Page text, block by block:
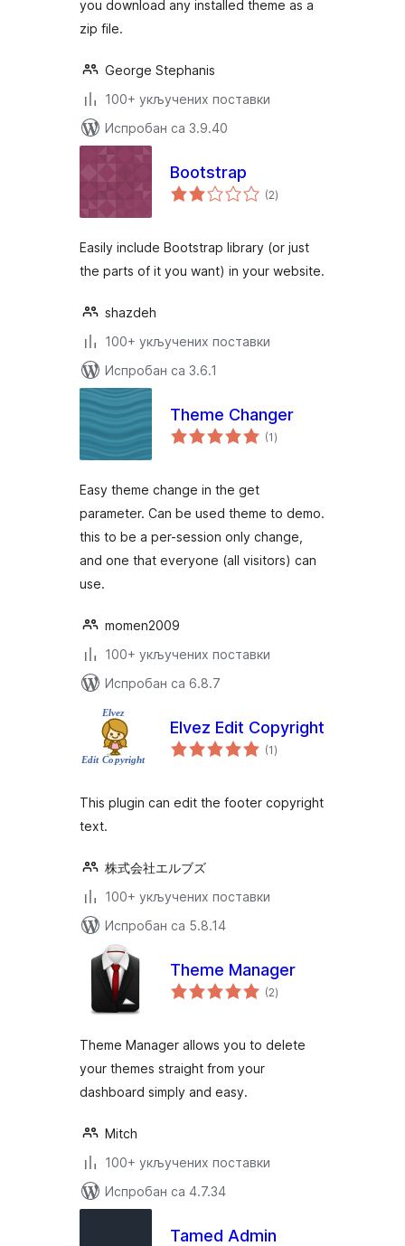
you download any installed theme as a
zip file.
George Stephanis
100+ укључених поставки
Испробан са 3.9.40
Bootstrap
(2укупних
оцена
)
Easily include Bootstrap library (or just
the parts of it you want) in your website.
shazdeh
100+ укључених поставки
Испробан са 3.6.1
Theme Changer
(1укупних
оцена
)
Easy theme change in the get
parameter. Can be used theme to demo.
this to be a per-session only change,
and one that everyone (all visitors) can
use.
momen2009
100+ укључених поставки
Испробан са 6.8.7
Elvez Edit Copyright
(1укупних
оцена
)
This plugin can edit the footer copyright
text.
株式会社エルブズ
100+ укључених поставки
Испробан са 5.8.14
Theme Manager
(2укупних
оцена
)
Theme Manager allows you to delete
your themes straight from your
dashboard simply and easy.
Mitch
100+ укључених поставки
Испробан са 4.7.34
Tamed Admin